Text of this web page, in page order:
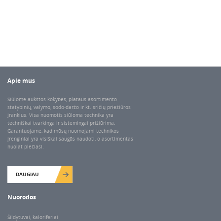
Apie mus
Siūlome aukštos kokybės, plataus asortimento
statybinių, valymo, sodo-daržo ir kt. sričių priežiūros
įrankius. Visa nuomotis siūloma technika yra
techniškai tvarkinga ir sistemingai prižiūrima.
Garantuojame, kad mūsų nuomojami technikos
įrenginiai yra visiškai saugūs naudoti, o asortimentas
nuolat plečiasi.
DAUGIAU
Nuorodos
Šildytuvai, kaloriferiai